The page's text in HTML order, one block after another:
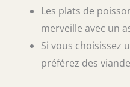
Les plats de
merveille avec un
Si vous choisissez
préférez des